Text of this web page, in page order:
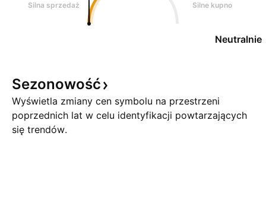
Silna sprzedaż Silne kupno
Neutralnie
Sezonowość
Wyświetla zmiany cen symbolu na przestrzeni
poprzednich lat w celu identyfikacji powtarzających
się trendów.